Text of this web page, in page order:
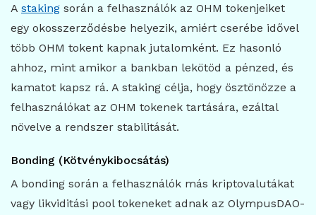
A staking során a felhasználók az OHM tokenjeiket
egy okosszerződésbe helyezik, amiért cserébe idővel
több OHM tokent kapnak jutalomként. Ez hasonló
ahhoz, mint amikor a bankban lekötöd a pénzed, és
kamatot kapsz rá. A staking célja, hogy ösztönözze a
felhasználókat az OHM tokenek tartására, ezáltal
növelve a rendszer stabilitását.
Bonding (Kötvénykibocsátás)
A bonding során a felhasználók más kriptovalutákat
vagy likviditási pool tokeneket adnak az OlympusDAO-